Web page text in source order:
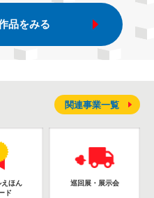
品をみる
えほん
ド
巡回展・展示会
関連事業一覧